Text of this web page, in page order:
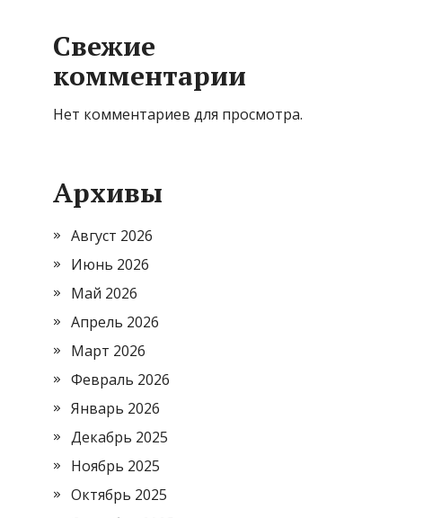
Свежие
комментарии
Нет комментариев для просмотра.
Архивы
Август 2026
Июнь 2026
Май 2026
Апрель 2026
Март 2026
Февраль 2026
Январь 2026
Декабрь 2025
Ноябрь 2025
Октябрь 2025